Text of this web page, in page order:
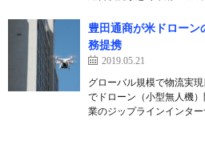
豊田通商が米ドロー
務提携
2019.05.21
グローバル規模で物流実
でドローン（小型無人機
業のジップラインインタ